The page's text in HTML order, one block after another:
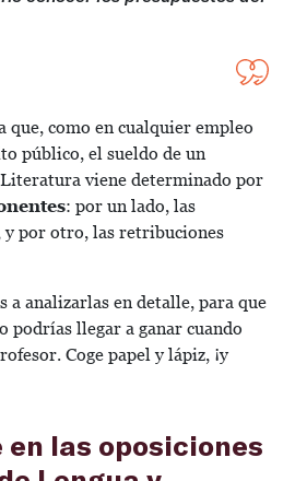
que, como en cualquier empleo
público, el sueldo de un
viene determinado por
: por un lado, las
y por otro, las retribuciones
a analizarlas en detalle, para que
podrías llegar a ganar cuando
Coge papel y lápiz, ¡y
en las oposiciones